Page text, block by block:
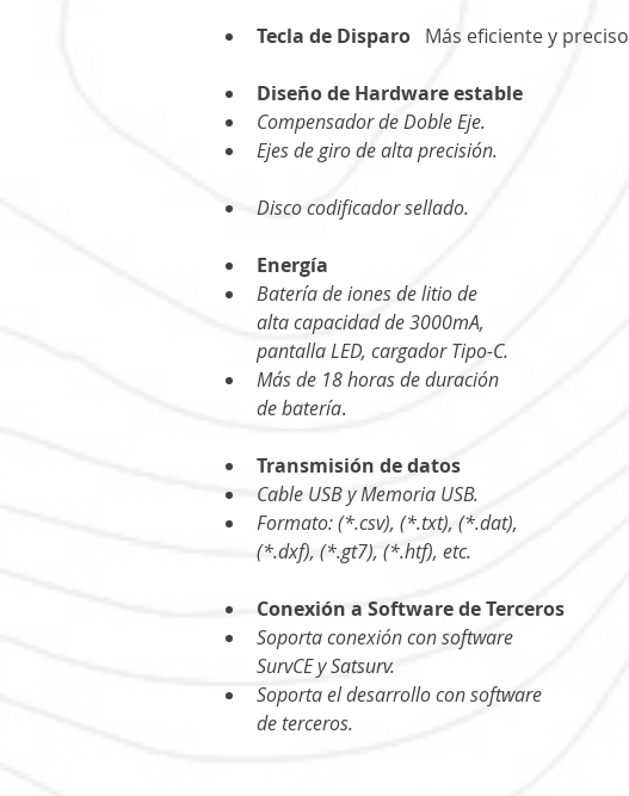
Tecla de Disparo
   Más eficiente y preciso
Diseño de Hardware estable
Compensador de Doble Eje.
Ejes de giro de alta precisión.
Disco codificador sellado.
Energía
Batería de iones de litio de
alta capacidad de 3000mA,
pantalla LED, cargador Tipo-C.
Más de 18 horas de duración
de batería.
Transmisión de datos
Cable USB y Memoria USB.
Formato: (*.csv), (*.txt), (*.dat),
(*.dxf), (*.gt7), (*.htf), etc.
Conexión a Software de Terceros
Soporta conexión con software
SurvCE y Satsurv.
Soporta el desarrollo con software
de terceros.